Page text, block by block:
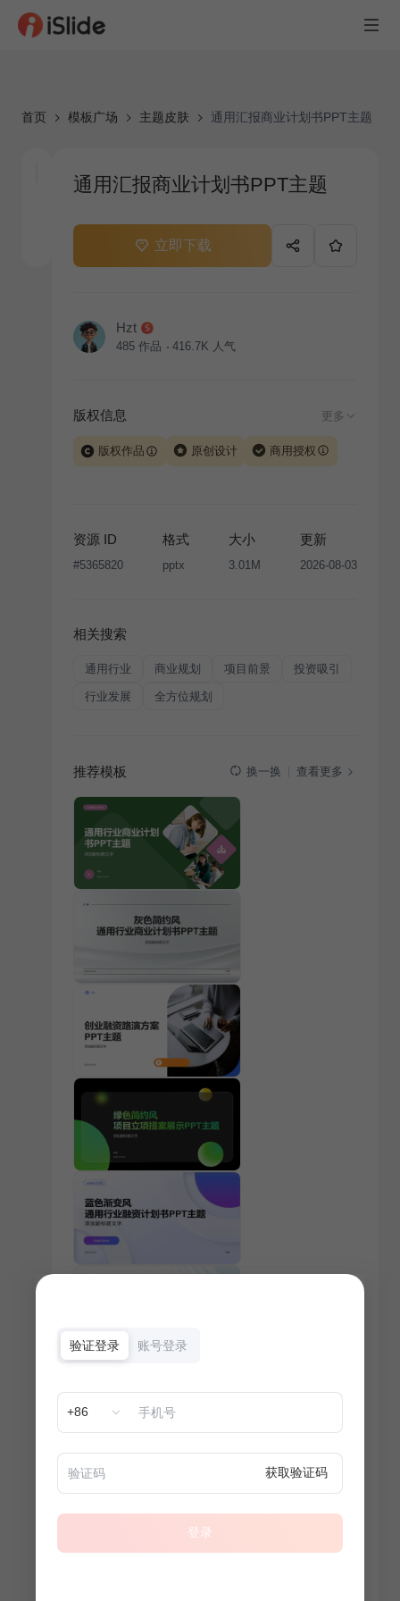
首页 模板广场 主题皮肤 通用汇报商业计划书PPT主题
通用汇报商业计划书PPT主题
立即下载
Hzt
485 作品 416.7K 人气
版权信息 更多
版权作品 原创设计 商用授权
版权声明
条款，禁止任何形式的转让、出售或出租，未
经投权许可任何人不得擅自转载和分发，否则将接照我
资源 ID
#5365820
格式
pptx
大小
3.01M
更新
2026-08-03
相关搜索
通用行业 商业规划 项目前景 投资吸引
行业发展 全方位规划
推荐模板 换一换 查看更多
验证登录 账号登录
+86
获取验证码
登录